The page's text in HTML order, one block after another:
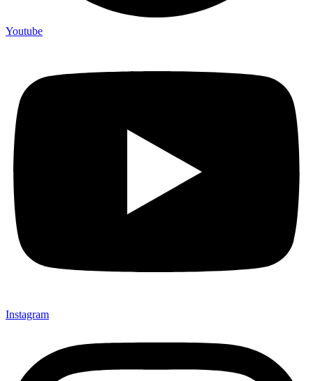
Youtube
Instagram